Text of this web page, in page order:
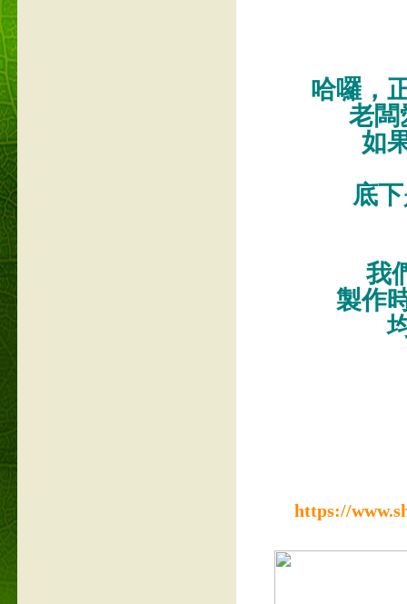
哈囉，
老闆
如
底
我
製作
https://